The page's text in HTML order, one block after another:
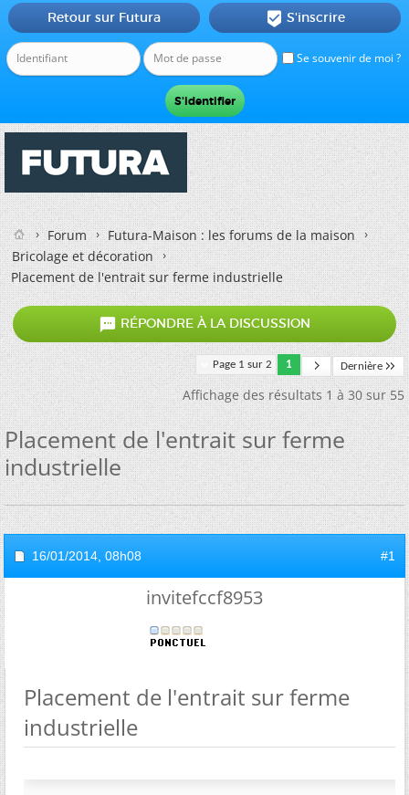
Se souvenir de moi ?
Retour sur Futura  S'inscrire
Forum
Futura-Maison : les forums de la maison
Bricolage et décoration
Placement de l'entrait sur ferme industrielle
 RÉPONDRE À LA DISCUSSION
Page 1 sur 2 1 Dernière
Affichage des résultats 1 à 30 sur 55
Placement de l'entrait sur ferme
industrielle
16/01/2014, 08h08 #1
invitefccf8953
Placement de l'entrait sur ferme
industrielle